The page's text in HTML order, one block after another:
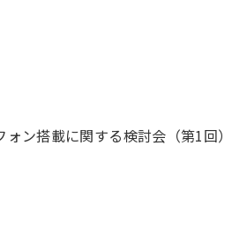
ン搭載に関する検討会（第1回）